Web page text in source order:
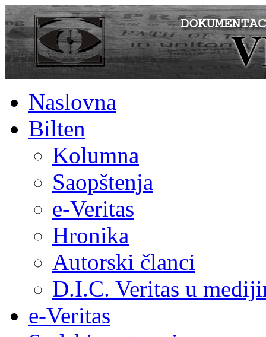
Naslovna
Bilten
Kolumna
Saopštenja
e-Veritas
Hronika
Autorski članci
D.I.C. Veritas u
e-Veritas